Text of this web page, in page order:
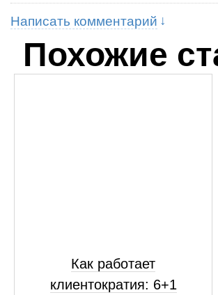
Написать комментарий
Похожие
Как работает
клиентократия: 6+1